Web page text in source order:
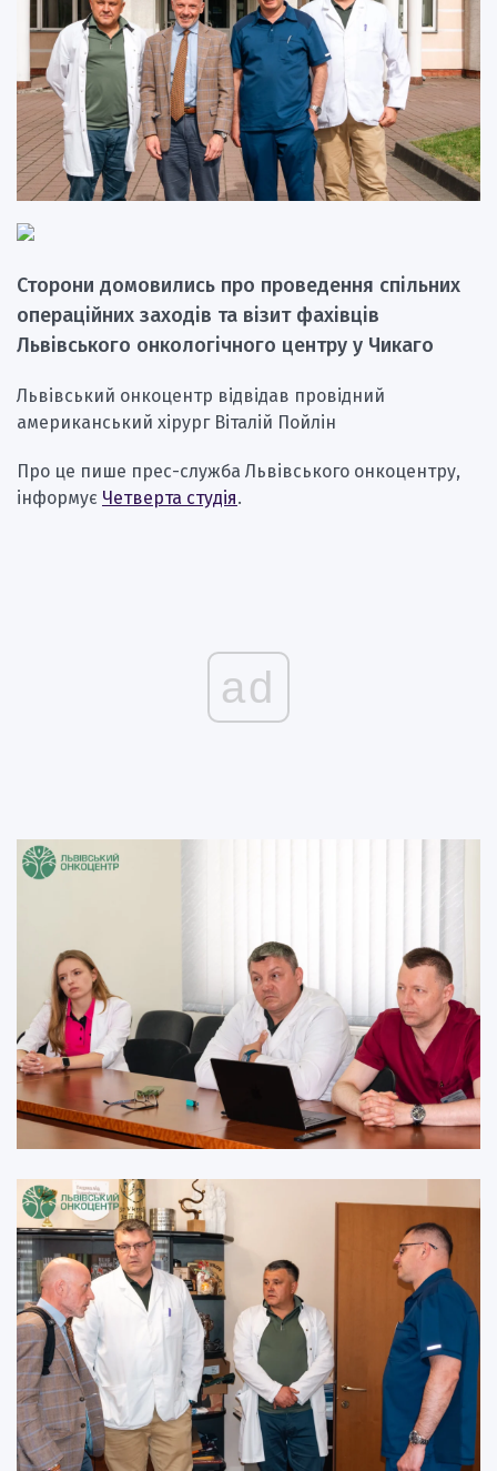
Сторони домовились про проведення спільних
операційних заходів та візит фахівців
Львівського онкологічного центру у Чикаго
Львівський онкоцентр відвідав провідний
американський хірург Віталій Пойлін
Про це пише прес-служба Львівського онкоцентру,
інформує Четверта студія.
ad